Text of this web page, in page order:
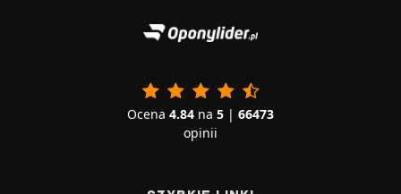
Ocena 4.84 na 5 | 66473
opinii